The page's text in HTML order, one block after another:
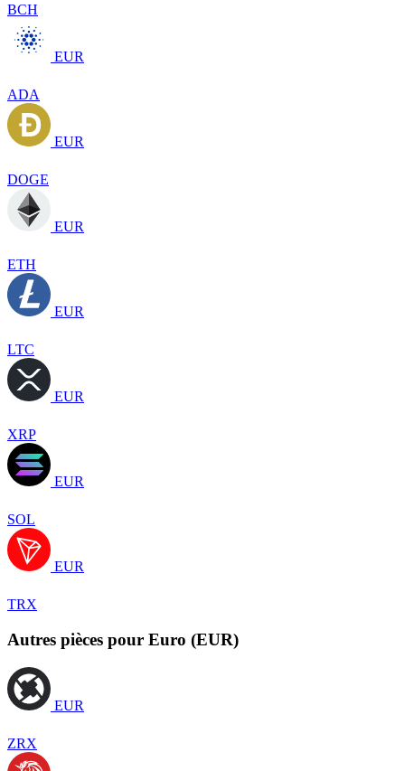
BCH
EUR
ADA
EUR
DOGE
EUR
ETH
EUR
LTC
EUR
XRP
EUR
SOL
EUR
TRX
Autres pièces pour Euro (EUR)
EUR
ZRX